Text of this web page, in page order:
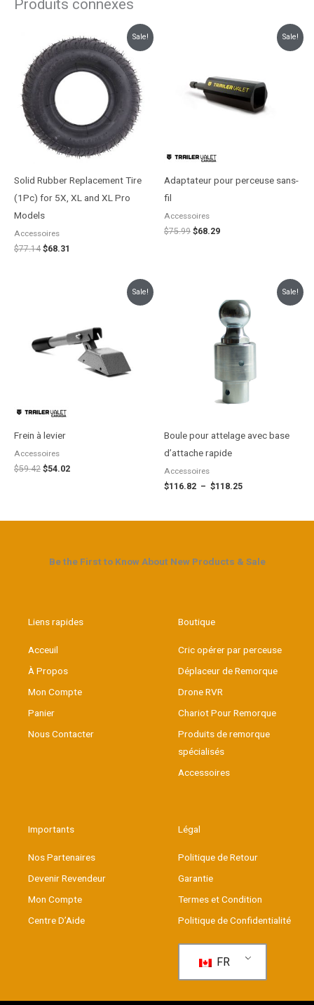
Produits connexes
Sale!
Solid Rubber Replacement Tire
(1Pc) for 5X, XL and XL Pro
Models
Accessoires
$77.14
prix
initial
était :
$77.14.
$68.31
prix
actuel
est :
$68.31.
Sale!
Adaptateur pour perceuse sans-
fil
Accessoires
$75.99
$75.99.
$68.29
$68.29.
Sale!
Frein à levier
Accessoires
$59.42
$59.42.
$54.02
$54.02.
Sale!
Boule pour attelage avec base
d’attache rapide
Accessoires
$116.82 – $118.25
de
prix :
$116.82
à
$118.25
Be the First to Know About New Products & Sale
Liens rapides
Acceuil
À Propos
Mon Compte
Panier
Nous Contacter
Boutique
Cric opérer par perceuse
Déplaceur de Remorque
Drone RVR
Chariot Pour Remorque
Produits de remorque
spécialisés
Accessoires
Importants
Nos Partenaires
Devenir Revendeur
Mon Compte
Centre D’Aide
Légal
Politique de Retour
Garantie
Termes et Condition
Politique de Confidentialité
FR